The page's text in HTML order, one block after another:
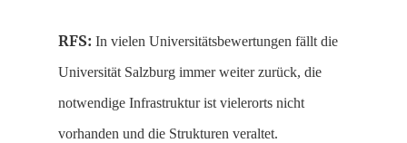
RFS: In vielen Universitätsbewertungen fällt die
Universität Salzburg immer weiter zurück, die
notwendige Infrastruktur ist vielerorts nicht
vorhanden und die Strukturen veraltet.